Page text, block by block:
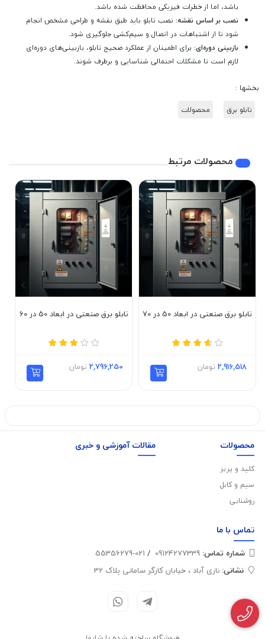
باشد، اما از خطرات فیزیکی محافظت شده باشد.
نصب بر اساس نقشه: نصب تابلو باید طبق نقشه و طراحی مشخص انجام
شود تا از اشتباهات در اتصال و سیم‌کشی جلوگیری شود.
بازبینی دوره‌ای: برای اطمینان از عملکرد صحیح تابلو، بازبینی‌های دوره‌ای
لازم است تا مشکلات احتمالی شناسایی و برطرف شوند.
بخشها :
تابلو برق
محصولات
محصولات مرتبط
تابلو برق صنعتی در ابعاد 50 در 70
2,916,518 تومان
تابلو برق صنعتی در ابعاد 50 در 60
2,796,250 تومان
محصولات
کلید و پریز
سیم و کابل
روشنایی
مقالات آموزشی و خبری
تماس با ما
شماره تماس‌: /
021-55356279
نشانی: نازی آباد ، خیابان کارگر سامانی پلاک 32